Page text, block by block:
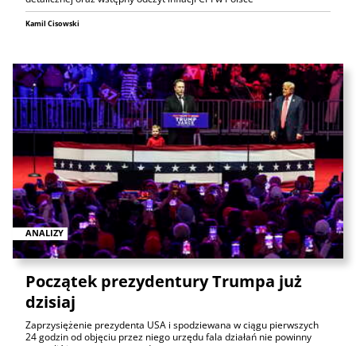
Kamil Cisowski
ANALIZY
Początek prezydentury Trumpa już
dzisiaj
Zaprzysiężenie prezydenta USA i spodziewana w ciągu pierwszych
24 godzin od objęciu przez niego urzędu fala działań nie powinny